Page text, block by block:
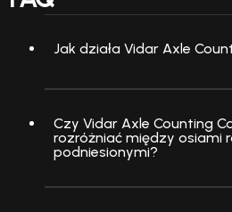
Jak działa Vidar Axle
Czy Vidar Axle Counting
rozróżniać między osiami
podniesionymi?